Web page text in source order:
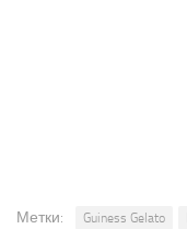
Метки: Guiness Gelato